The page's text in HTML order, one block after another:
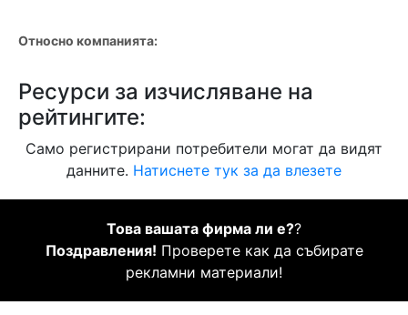
Относно компанията:
Ресурси за изчисляване на
рейтингите:
Само регистрирани потребители могат да видят
данните. Натиснете тук за да влезете
Това вашата фирма ли е??
Поздравления! Проверете как да събирате
рекламни материали!